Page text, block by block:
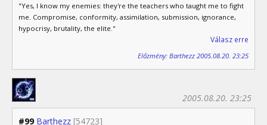
"Yes, I know my enemies: they're the teachers who taught me to fight
me. Compromise, conformity, assimilation, submission, ignorance,
hypocrisy, brutality, the elite."
Válasz erre
Előzmény: Barthezz 2005.08.20. 23:25
#99 Barthezz [54723]
2005.08.20. 23:25